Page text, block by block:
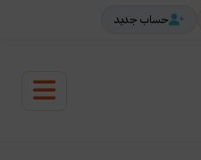
حساب جديد